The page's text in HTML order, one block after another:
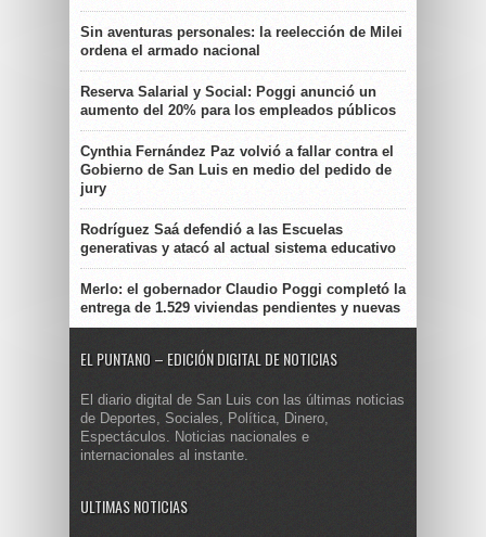
Sin aventuras personales: la reelección de Milei
ordena el armado nacional
Reserva Salarial y Social: Poggi anunció un
aumento del 20% para los empleados públicos
Cynthia Fernández Paz volvió a fallar contra el
Gobierno de San Luis en medio del pedido de
jury
Rodríguez Saá defendió a las Escuelas
generativas y atacó al actual sistema educativo
Merlo: el gobernador Claudio Poggi completó la
entrega de 1.529 viviendas pendientes y nuevas
EL PUNTANO – EDICIÓN DIGITAL DE NOTICIAS
El diario digital de San Luis con las últimas noticias
de Deportes, Sociales, Política, Dinero,
Espectáculos. Noticias nacionales e
internacionales al instante.
ULTIMAS NOTICIAS